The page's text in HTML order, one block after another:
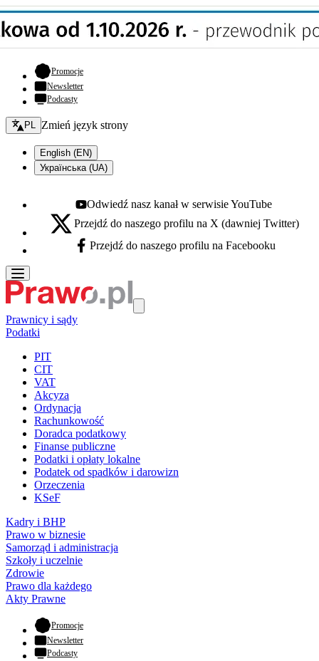
Promocje- otwiera się w nowej karcie
Newsletter
Podcasty
Zmień język - bieżący:
PL Zmień język strony
English (EN)
Українська (UA)
Youtube - otwiera się w nowej karcie
Odwiedź nasz kanał w serwisie YouTube
X - otwiera się w nowej karcie
Przejdź do naszego profilu na X (dawniej Twitter)
Facebook - otwiera się w nowej karcie
Przejdź do naszego profilu na Facebooku
Prawnicy i sądy
Podatki
PIT
CIT
VAT
Akcyza
Ordynacja
Rachunkowość
Doradca podatkowy
Finanse publiczne
Podatki i opłaty lokalne
Podatek od spadków i darowizn
Orzeczenia
KSeF
Kadry i BHP
Prawo w biznesie
Samorząd i administracja
Szkoły i uczelnie
Zdrowie
Prawo dla każdego
Akty Prawne
Promocje- otwiera się w nowej karcie
Newsletter
Podcasty